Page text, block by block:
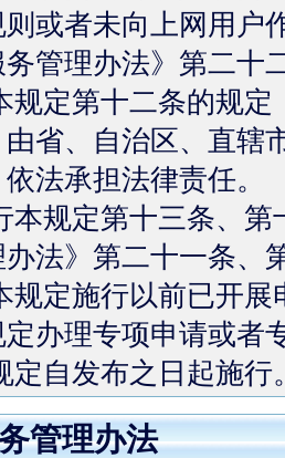
或者未向上网用户
务管理办法》第二十
规定第十二条的规
省、自治区、直辖
法承担法律责任。
本规定第十三条、
法》第二十一条、
规定施行以前已开
定办理专项申请或者
定自发布之日起施行
管理办法